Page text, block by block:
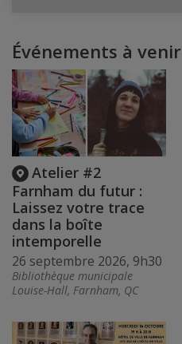
Événements à venir
Atelier #2
Farnham du futur :
Laissez votre trace
dans la boîte
intemporelle
26 septembre 2026, 9h30
Bibliothèque municipale
Louise-Hall, Farnham, QC